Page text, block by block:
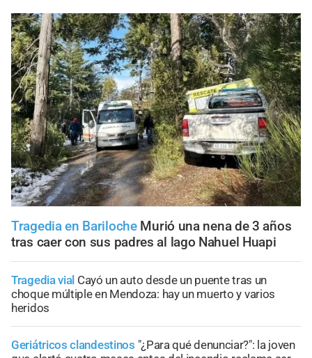
Tragedia en Bariloche Murió una nena de 3 años
tras caer con sus padres al lago Nahuel Huapi
Tragedia vial Cayó un auto desde un puente tras un
choque múltiple en Mendoza: hay un muerto y varios
heridos
Geriátricos clandestinos "¿Para qué denunciar?": la joven